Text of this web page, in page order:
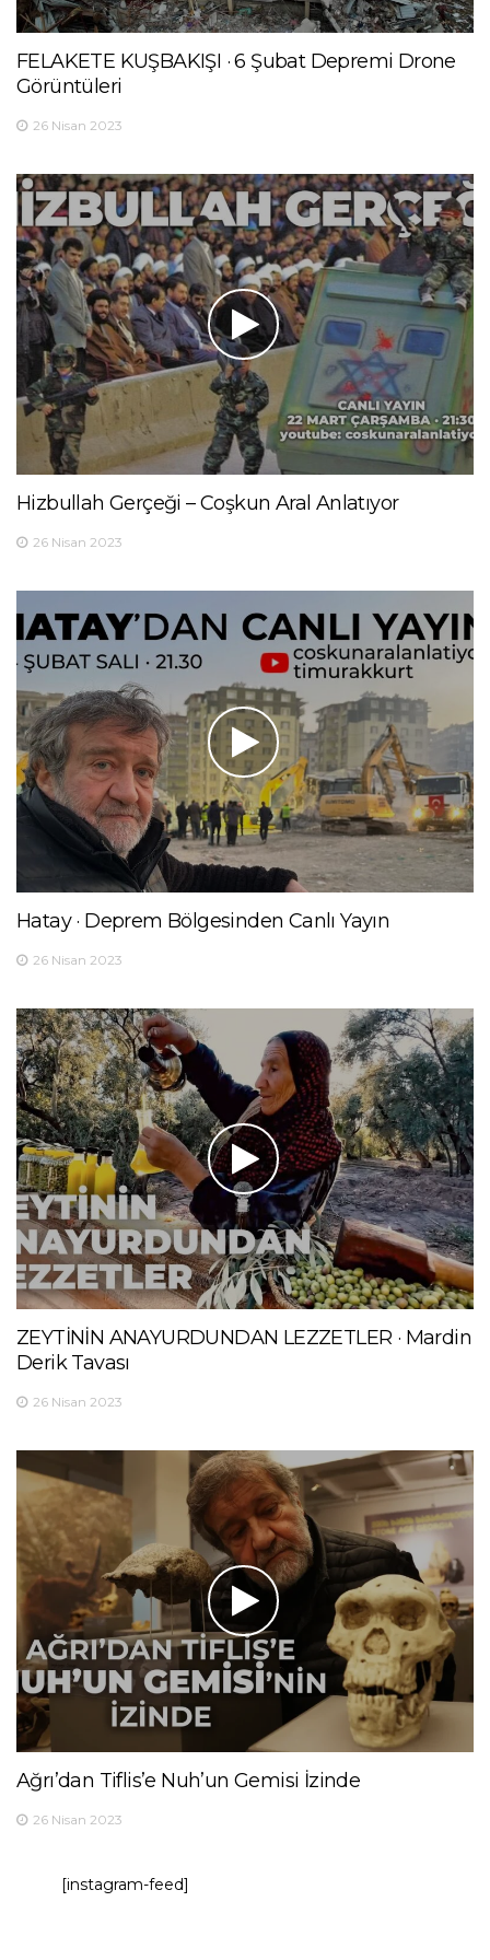
FELAKETE KUŞBAKIŞI · 6 Şubat Depremi Drone
Görüntüleri
26 Nisan 2023
Hizbullah Gerçeği – Coşkun Aral Anlatıyor
26 Nisan 2023
Hatay · Deprem Bölgesinden Canlı Yayın
26 Nisan 2023
ZEYTİNİN ANAYURDUNDAN LEZZETLER · Mardin
Derik Tavası
26 Nisan 2023
Ağrı’dan Tiflis’e Nuh’un Gemisi İzinde
26 Nisan 2023
[instagram-feed]